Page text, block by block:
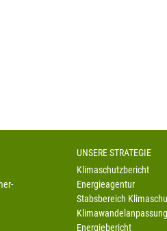
UNSERE STRATEGIE
Klimaschutzbericht
Energieagentur
Stabsbereich
Klimawandelanpassung
Energiebericht